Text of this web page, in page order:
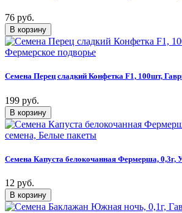
76 руб.
Семена Перец сладкий Конфетка F1, 100шт,
199 руб.
Семена Капуста белокочанная Фермерша, 0,3г,
12 руб.